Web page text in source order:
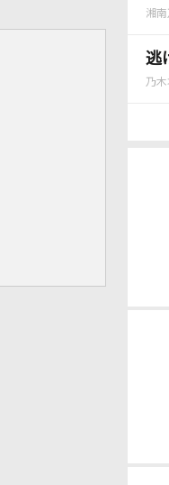
湘
逃
乃